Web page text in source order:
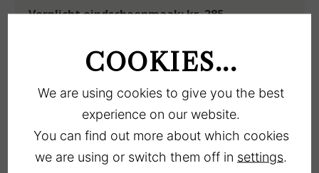
Verplicht eindschoonmaak: kr. 285,-
BOEK ONLINECOOKIES...
We are using cookies to give you the best
experience on our website.
You can find out more about which cookies
we are using or switch them off in settings.